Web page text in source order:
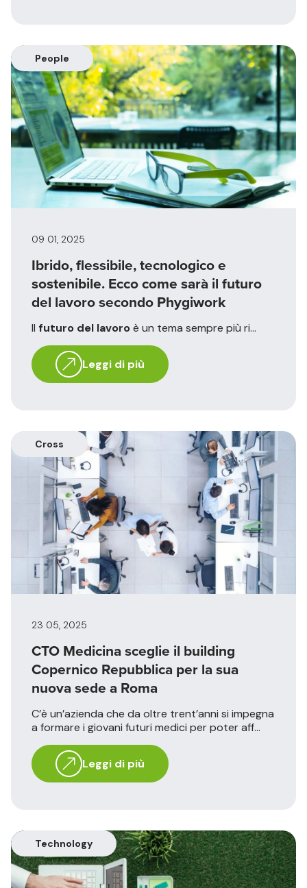
People
09 01, 2025
Ibrido, flessibile, tecnologico e
sostenibile. Ecco come sarà il futuro
del lavoro secondo Phygiwork
Il futuro del lavoroè un tema sempre più ri...
Leggi di più
Cross
23 05, 2025
CTO Medicina sceglie il building
Copernico Repubblica per la sua
nuova sede a Roma
C’è un’azienda che da oltre trent’anni si impegna
a formare i giovani futuri medici per poter aff...
Leggi di più
Technology